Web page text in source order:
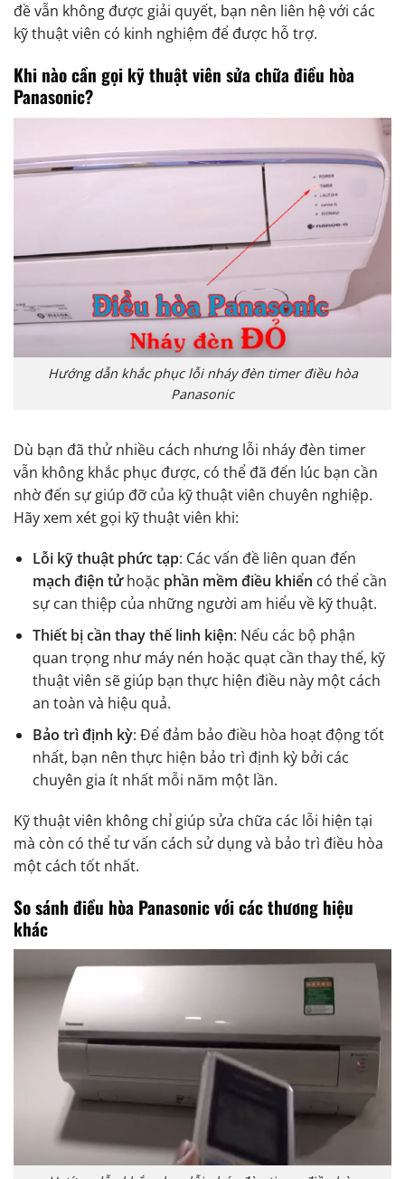
đề vẫn không được giải quyết, bạn nên liên hệ với các
kỹ thuật viên có kinh nghiệm để được hỗ trợ.
Khi nào cần gọi kỹ thuật viên sửa chữa điều hòa
Panasonic?
Hướng dẫn khắc phục lỗi nháy đèn timer điều hòa
Panasonic
Dù bạn đã thử nhiều cách nhưng lỗi nháy đèn timer
vẫn không khắc phục được, có thể đã đến lúc bạn cần
nhờ đến sự giúp đỡ của kỹ thuật viên chuyên nghiệp.
Hãy xem xét gọi kỹ thuật viên khi:
Lỗi kỹ thuật phức tạp: Các vấn đề liên quan đến
mạch điện tửhoặc phần mềm điều khiển có thể cần
sự can thiệp của những người am hiểu về kỹ thuật.
Thiết bị cần thay thế linh kiện: Nếu các bộ phận
quan trọng như máy nén hoặc quạt cần thay thế, kỹ
thuật viên sẽ giúp bạn thực hiện điều này một cách
an toàn và hiệu quả.
Bảo trì định kỳ: Để đảm bảo điều hòa hoạt động tốt
nhất, bạn nên thực hiện bảo trì định kỳ bởi các
chuyên gia ít nhất mỗi năm một lần.
Kỹ thuật viên không chỉ giúp sửa chữa các lỗi hiện tại
mà còn có thể tư vấn cách sử dụng và bảo trì điều hòa
một cách tốt nhất.
So sánh điều hòa Panasonic với các thương hiệu
khác